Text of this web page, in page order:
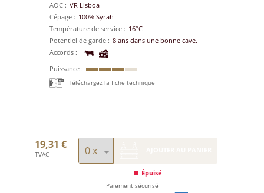
AOC
VR Lisboa
Cépage
100% Syrah
Température de service
16°C
Potentiel de garde
8 ans dans une bonne cave.
Accords
Puissance
Téléchargez la fiche technique
19,31 €
TVAC
Épuisé
Paiement sécurisé